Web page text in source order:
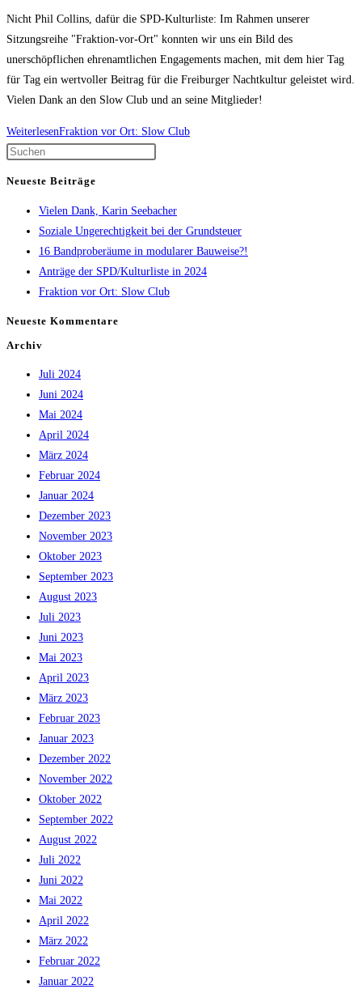
Nicht Phil Collins, dafür die SPD-Kulturliste: Im Rahmen unserer
Sitzungsreihe "Fraktion-vor-Ort" konnten wir uns ein Bild des
unerschöpflichen ehrenamtlichen Engagements machen, mit dem hier Tag
für Tag ein wertvoller Beitrag für die Freiburger Nachtkultur geleistet wird.
Vielen Dank an den Slow Club und an seine Mitglieder!
WeiterlesenFraktion vor Ort: Slow Club
Neueste Beiträge
Vielen Dank, Karin Seebacher
Soziale Ungerechtigkeit bei der Grundsteuer
16 Bandproberäume in modularer Bauweise?!
Anträge der SPD/Kulturliste in 2024
Fraktion vor Ort: Slow Club
Neueste Kommentare
Archiv
Juli 2024
Juni 2024
Mai 2024
April 2024
März 2024
Februar 2024
Januar 2024
Dezember 2023
November 2023
Oktober 2023
September 2023
August 2023
Juli 2023
Juni 2023
Mai 2023
April 2023
März 2023
Februar 2023
Januar 2023
Dezember 2022
November 2022
Oktober 2022
September 2022
August 2022
Juli 2022
Juni 2022
Mai 2022
April 2022
März 2022
Februar 2022
Januar 2022